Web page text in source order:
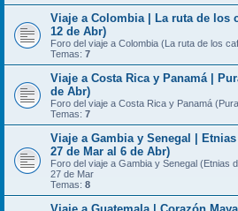
Viaje a Colombia | La ruta de los
12 de Abr)
Foro del viaje a Colombia (La ruta de los
Temas: 7
Viaje a Costa Rica y Panamá |
de Abr)
Foro del viaje a Costa Rica y Panamá
Temas: 7
Viaje a Gambia y Senegal |
27 de Mar al 6 de Abr)
Foro del viaje a Gambia y Senegal (Etnias
27 de Mar
Temas: 8